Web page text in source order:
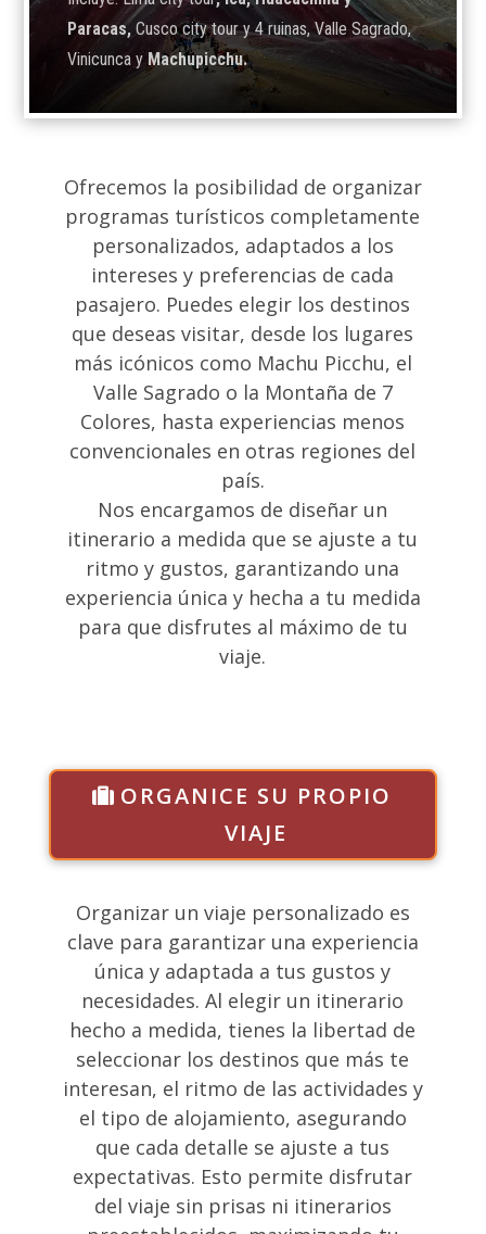
Paracas,Cusco city tour y 4 ruinas, Valle Sagrado,
Vinicunca yMachupicchu.
Ofrecemos la posibilidad de organizar
programas turísticos completamente
personalizados, adaptados a los
intereses y preferencias de cada
pasajero. Puedes elegir los destinos
que deseas visitar, desde los lugares
más icónicos como Machu Picchu, el
Valle Sagrado o la Montaña de 7
Colores, hasta experiencias menos
convencionales en otras regiones del
país.
Nos encargamos de diseñar un
itinerario a medida que se ajuste a tu
ritmo y gustos, garantizando una
experiencia única y hecha a tu medida
para que disfrutes al máximo de tu
viaje.
ORGANICE SU PROPIO
VIAJE
Organizar un viaje personalizado es
clave para garantizar una experiencia
única y adaptada a tus gustos y
necesidades. Al elegir un itinerario
hecho a medida, tienes la libertad de
seleccionar los destinos que más te
interesan, el ritmo de las actividades y
el tipo de alojamiento, asegurando
que cada detalle se ajuste a tus
expectativas. Esto permite disfrutar
del viaje sin prisas ni itinerarios